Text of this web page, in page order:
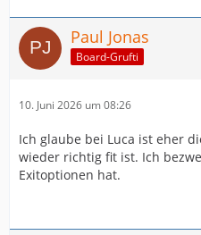
Paul Jonas
Board-Grufti
10. Juni 2026 um 08:26
Ich glaube bei Luca ist eher
wieder richtig fit ist. Ich
Exitoptionen hat.